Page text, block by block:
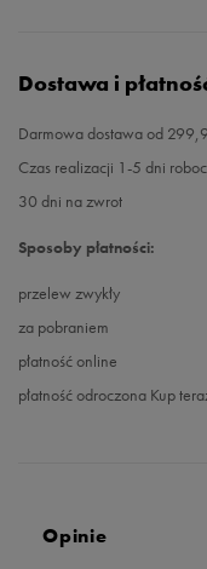
Dostawa i
Darmowa dostawa od
Czas realizacji 1-5 dni
30 dni na zwrot
Sposoby płatności:
przelew zwykły
za pobraniem
płatność online
płatność odroczona Kup
Opinie